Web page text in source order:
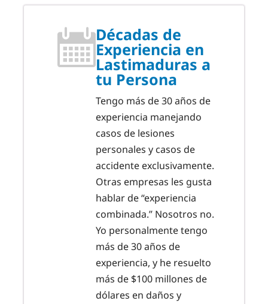
Décadas de
Experiencia en
Lastimaduras a
tu Persona
Tengo más de 30 años de
experiencia manejando
casos de lesiones
personales y casos de
accidente exclusivamente.
Otras empresas les gusta
hablar de “experiencia
combinada.” Nosotros no.
Yo personalmente tengo
más de 30 años de
experiencia, y he resuelto
más de $100 millones de
dólares en daños y